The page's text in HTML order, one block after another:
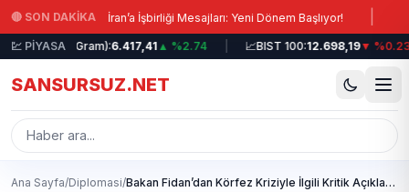
Ana içeriğe atla
🔴 SON DAKİKAİran’a İşbirliği Mesajları: Yeni Dönem Başlıyor! |
💹 PİYASA
🥇 Altın (Gram):6.417,41▲ %2.74 | BIST 100: 12.698,19▼ %0.23 |
SANSURSUZ.NET
Ana Sayfa/Diplomasi/ Bakan Fidan’dan Körfez Kriziyle İlgili Kritik Açıklamalar!